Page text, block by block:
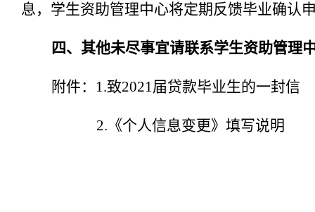
息，学生资助管理中心将定期反馈毕业确认
四、其他未尽事宜请联系学生资助管理
附件： 1.致2021届贷款毕业生的一封信
2.《个人信息变更》填写说明